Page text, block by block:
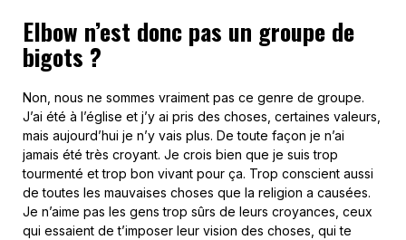
Elbow n’est donc pas un groupe de
bigots ?
Non, nous ne sommes vraiment pas ce genre de groupe.
J’ai été à l’église et j’y ai pris des choses, certaines valeurs,
mais aujourd’hui je n’y vais plus. De toute façon je n’ai
jamais été très croyant. Je crois bien que je suis trop
tourmenté et trop bon vivant pour ça. Trop conscient aussi
de toutes les mauvaises choses que la religion a causées.
Je n’aime pas les gens trop sûrs de leurs croyances, ceux
qui essaient de t’imposer leur vision des choses, qui te